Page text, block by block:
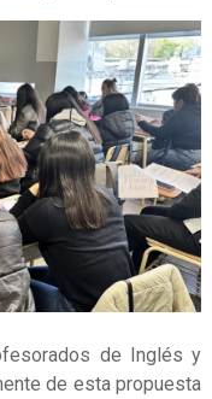
de Inglés y
de esta propuesta